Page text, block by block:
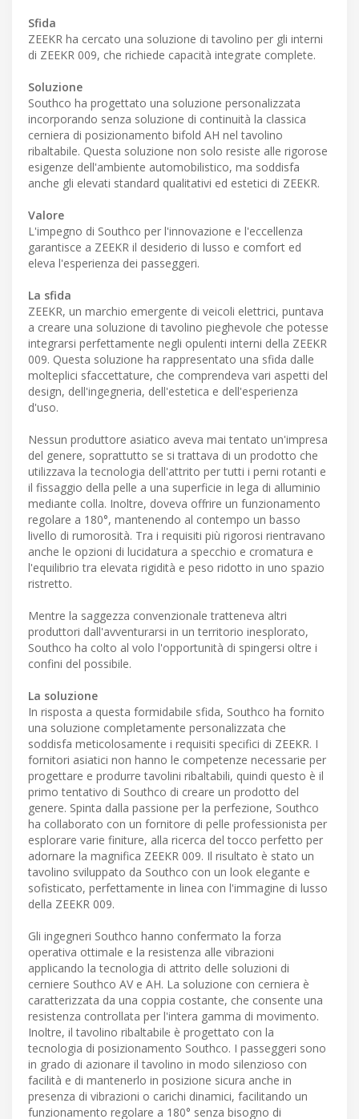
Sfida
ZEEKR ha cercato una soluzione di tavolino per gli interni
di ZEEKR 009, che richiede capacità integrate complete.
Soluzione
Southco ha progettato una soluzione personalizzata
incorporando senza soluzione di continuità la classica
cerniera di posizionamento bifold AH nel tavolino
ribaltabile. Questa soluzione non solo resiste alle rigorose
esigenze dell'ambiente automobilistico, ma soddisfa
anche gli elevati standard qualitativi ed estetici di ZEEKR.
Valore
L'impegno di Southco per l'innovazione e l'eccellenza
garantisce a ZEEKR il desiderio di lusso e comfort ed
eleva l'esperienza dei passeggeri.
La sfida
ZEEKR, un marchio emergente di veicoli elettrici, puntava
a creare una soluzione di tavolino pieghevole che potesse
integrarsi perfettamente negli opulenti interni della ZEEKR
009. Questa soluzione ha rappresentato una sfida dalle
molteplici sfaccettature, che comprendeva vari aspetti del
design, dell'ingegneria, dell'estetica e dell'esperienza
d'uso.
Nessun produttore asiatico aveva mai tentato un'impresa
del genere, soprattutto se si trattava di un prodotto che
utilizzava la tecnologia dell'attrito per tutti i perni rotanti e
il fissaggio della pelle a una superficie in lega di alluminio
mediante colla. Inoltre, doveva offrire un funzionamento
regolare a 180°, mantenendo al contempo un basso
livello di rumorosità. Tra i requisiti più rigorosi rientravano
anche le opzioni di lucidatura a specchio e cromatura e
l'equilibrio tra elevata rigidità e peso ridotto in uno spazio
ristretto.
Mentre la saggezza convenzionale tratteneva altri
produttori dall'avventurarsi in un territorio inesplorato,
Southco ha colto al volo l'opportunità di spingersi oltre i
confini del possibile.
La soluzione
In risposta a questa formidabile sfida, Southco ha fornito
una soluzione completamente personalizzata che
soddisfa meticolosamente i requisiti specifici di ZEEKR. I
fornitori asiatici non hanno le competenze necessarie per
progettare e produrre tavolini ribaltabili, quindi questo è il
primo tentativo di Southco di creare un prodotto del
genere. Spinta dalla passione per la perfezione, Southco
ha collaborato con un fornitore di pelle professionista per
esplorare varie finiture, alla ricerca del tocco perfetto per
adornare la magnifica ZEEKR 009. Il risultato è stato un
tavolino sviluppato da Southco con un look elegante e
sofisticato, perfettamente in linea con l'immagine di lusso
della ZEEKR 009.
Gli ingegneri Southco hanno confermato la forza
operativa ottimale e la resistenza alle vibrazioni
applicando la tecnologia di attrito delle soluzioni di
cerniere Southco AV e AH. La soluzione con cerniera è
caratterizzata da una coppia costante, che consente una
resistenza controllata per l'intera gamma di movimento.
Inoltre, il tavolino ribaltabile è progettato con la
tecnologia di posizionamento Southco. I passeggeri sono
in grado di azionare il tavolino in modo silenzioso con
facilità e di mantenerlo in posizione sicura anche in
presenza di vibrazioni o carichi dinamici, facilitando un
funzionamento regolare a 180° senza bisogno di